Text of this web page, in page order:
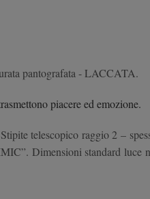
pantografata - LACCATA.
piacere ed emozione.
telescopico raggio 2 –
Dimensioni standard luce